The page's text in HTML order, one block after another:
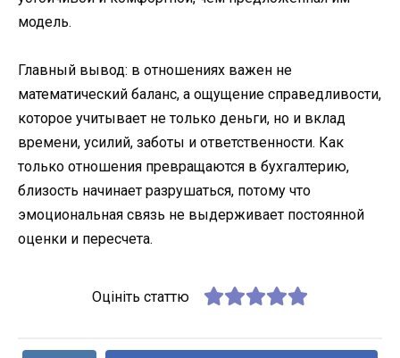
модель.
Главный вывод: в отношениях важен не
математический баланс, а ощущение справедливости,
которое учитывает не только деньги, но и вклад
времени, усилий, заботы и ответственности. Как
только отношения превращаются в бухгалтерию,
близость начинает разрушаться, потому что
эмоциональная связь не выдерживает постоянной
оценки и пересчета.
Оцініть статтю